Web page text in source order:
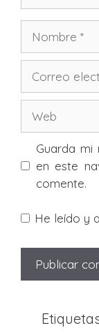
electrónico
Guarda
en este
comente.
He leído y